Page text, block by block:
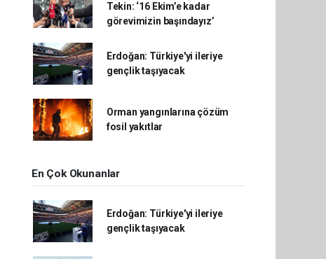
Tekin: ‘16 Ekim’e kadar
görevimizin başındayız’
Erdoğan: Türkiye'yi ileriye
gençlik taşıyacak
Orman yangınlarına çözüm
fosil yakıtlar
En Çok Okunanlar
Erdoğan: Türkiye'yi ileriye
gençlik taşıyacak